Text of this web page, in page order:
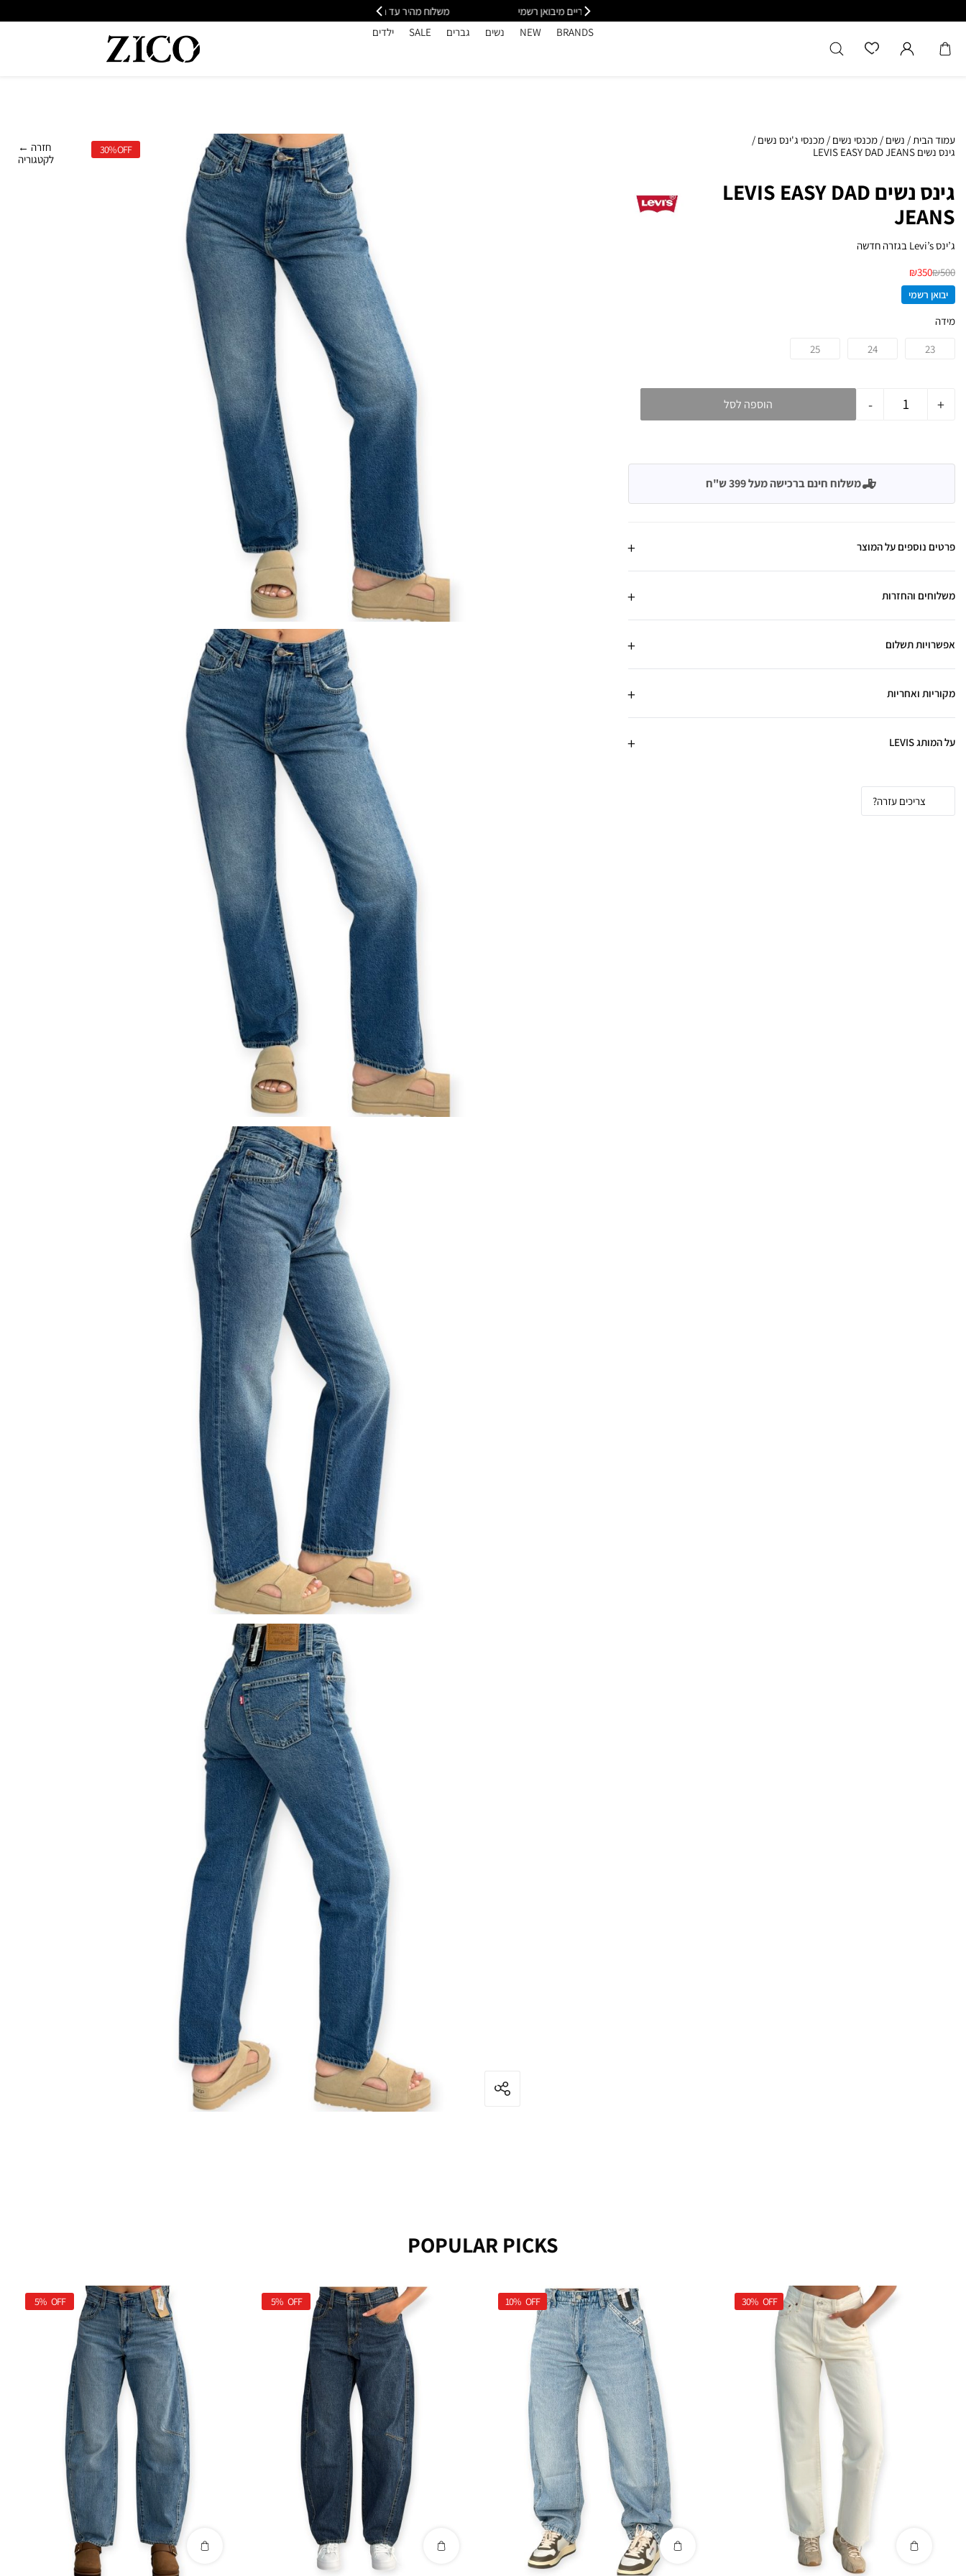
משלוח מהיר עד הבית חינם בקנייה מעל 399
BRANDS
NEW נשים גברים SALE ילדים
← חזרה
לקטגוריה
30%OFF
עמוד הבית/ נשים / מכנסי נשים / מכנסי ג'ינס נשים /
גינס נשים LEVIS EASY DAD JEANS
גינס נשים LEVIS EASY DAD
JEANS
ג’ינס Levi’s בגזרה חדשה
₪500
₪350
יבואן רשמי
מידה
23
24
25
- + הוספה לסל
משלוח חינם ברכישה מעל 399 ש"ח
פרטים נוספים על המוצר
משלוחים והחזרות
אפשרויות תשלום
מקוריות ואחריות
על המותג LEVIS
צריכים עזרה?
POPULAR PICKS
30% OFF
10% OFF
5% OFF
5% OFF